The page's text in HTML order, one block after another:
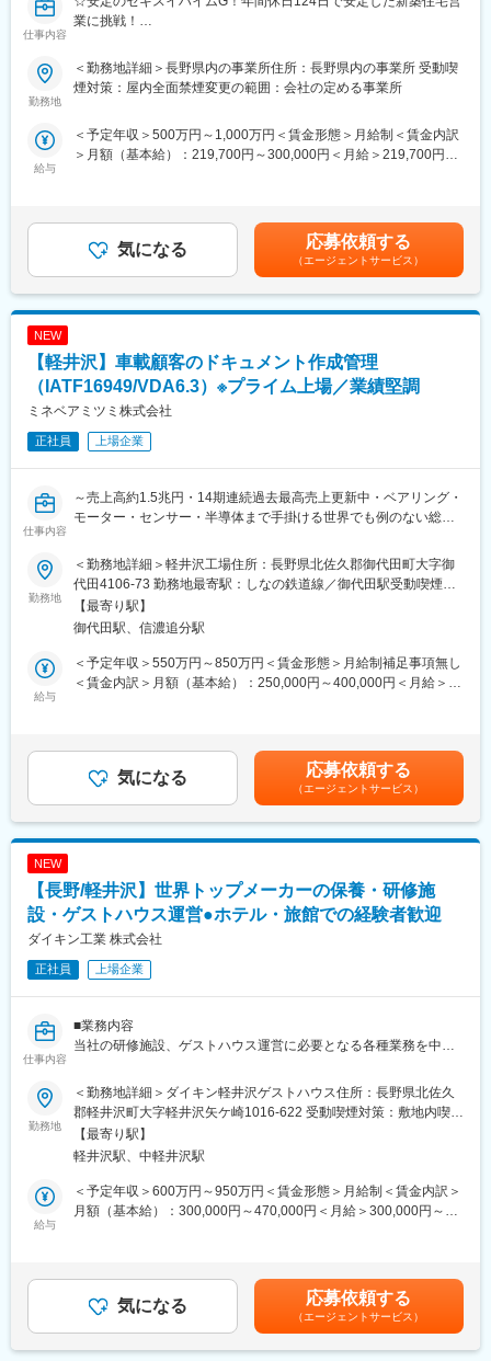
当社の住宅は高い耐震性と快適性を備え、多様な商品ラインナッ
プから提案が可能。ブランド力と専門知識を活かし、お客様の不
■組織構成
数も13.8年と長期活躍する社員が多いのが特徴です。
～700万円の年収例もあり、成果がしっかり評価される環境で
す。
■教育体制
OJT中心に丁寧なサポートがあり、月1回の研修で新商品や業務知
■就業環境
年休124日に加え、計画的な休暇取得が可能。19時半退勤が基本
で、無理のない働き方が実現できます。
■企業の特徴/魅力
しています。
仕事内容
業に挑戦！
万以上も目指せる！
■業務概要
案内・ご提案を担当します。お客様のご希望を丁寧にヒアリング
し、専用ソフトを用いたプランニングや見積作成、現地調査、契
■業務詳細
・展示場での接客から始まり、お客様のご要望を伺いながら最適
な住宅プランを提案。
・図面や見積書、ローン計画書を作成し、現地調査や役所手続き
も実施します。
渡しまで一貫して携わります。
・資料請求などの反響対応のほか、掘り起こしやご案内のための
お電話も行い、先輩社員のサポートを受けながら営業トークや提
案力を磨きます。
まずは資料請求されたお客様等を中心に掘り起こしのお電話など
をしていきます。そこで接点がとれたお客様とお打ち合わせを先
輩社員同席の下行い、流れを学んでいきます。
プから提案が可能。ブランド力と専門知識を活かし、お客様の不
安や悩みに寄り添った提案ができます。
■組織構成
て成長できる組織です。離職率6.3％と定着率も高く、平均勤続年
数も13.8年と長期活躍する社員が多いのが特徴です。
営業力を身につけて年収1000万円も目指せます。2～3年目で600
～700万円の年収例もあり、成果がしっかり評価される環境で
す。
■教育体制
■就業環境
年休124日に加え、計画的な休暇取得が可能。19時半退勤が基本
で、無理のない働き方が実現できます。
た経営基盤とブランド力で、長く安心して働ける職場環境を提供
しています。
変更の範囲：会社の定める業務
勤務地
＜勤務地詳細＞長野県内の事業所住所：長野県内の事業所 受動喫
煙対策：屋内全面禁煙変更の範囲：会社の定める事業所
給与
＜予定年収＞500万円～1,000万円＜賃金形態＞月給制＜賃金内訳
＞月額（基本給）：219,700円～300,000円＜月給＞219,700円～
す。■昇給：有（年1回）■モデル年収：全社平均：700万円程度
（8棟）ハイパフォーマー：1200万円～（12棟）賃金はあくまで
も目安の金額であり、選考を通じて上下する可能性があります。
月給(月額)は固定手当を含めた表記です。
気になる 応募依頼する
（エージェントサービス）
NEW
【軽井沢】車載顧客のドキュメント作成管理
（IATF16949/VDA6.3）※プライム上場／業績堅調
ミネベアミツミ株式会社
正社員 上場企業
仕事内容
～売上高約1.5兆円・14期連続過去最高売上更新中・ベアリング・
モーター・センサー・半導体まで手掛ける世界でも例のない総合
■職務概要：
車載関連のお客様へ提出する下記などの書類作成／確認／調整／
保管の対応を行っていただきます。
（FMEA／Control Plan／サプライヤーから調達する部品認定／
PPAP／妥当性確認）
※変更の範囲：会社の定める業務とする
業展開をしており、圧倒的な数量を誇る当社の生産に大きな影響
力を持って関わっていただけます。
※海外拠点とのやり取りや出張は想定：有
アミツミの超精密機械加工技術と大量生産能力は、このミニチュ
ア・小径ボールベアリングの開発・製造工程によって磨き抜かれ
てきました。ミネベアミツミはこのミニチュア・小径ボールベア
リングの世界市場でトップシェアを誇り、世界のものづくりを支
えています。
軽井沢工場は、1963年に操業開始され、ボールベアリング、小型
モーターなどのマザー工場として、海外の関連部門工場を支援す
アリング」「ロッドエンド&スフェリカルベアリング」等で、特に
ミニチュアボールベアリングは世界No.1のシェアを有する製品で
す。
また軽井沢工場では、一部量産も行っていますが、基本は海外工
場で量産している為、マザー工場と同水準の高品質なものづくり
体制を構築していくために、海外出張／海外赴任に挑戦するチャ
ンスも多数あります。
去最高の売上高の総合精密部品メーカー（2025年3月期）
・ものづくりの核となる10の技術基盤×8つのコア事業を展開し、
複数の自社技術を融合し、高付加価値を創出。単なる「総合」で
勤務地
＜勤務地詳細＞軽井沢工場住所：長野県北佐久郡御代田町大字御
代田4106-73 勤務地最寄駅：しなの鉄道線／御代田駅受動喫煙対
策：屋内全面禁煙
【最寄り駅】
御代田駅、信濃追分駅
給与
＜予定年収＞550万円～850万円＜賃金形態＞月給制補足事項無し
＜賃金内訳＞月額（基本給）：250,000円～400,000円＜月給＞
あくまでも目安の金額であり、選考を通じて上下する可能性があ
ります。月給(月額)は固定手当を含めた表記です。
気になる 応募依頼する
（エージェントサービス）
NEW
【長野/軽井沢】世界トップメーカーの保養・研修施
設・ゲストハウス運営●ホテル・旅館での経験者歓迎
ダイキン工業 株式会社
正社員 上場企業
仕事内容
■業務内容
当社の研修施設、ゲストハウス運営に必要となる各種業務を中核
は海外からのVIPもお迎えするため、VIPレベルの方も快適にお過
ごしいただける設備、運営を心掛けております。
■具体的には…
・ご来客の予約管理・調整、フロント業務をはじめとするご来客
対応、来場者向けイベント・レセプションの企画・運営
・研修・レセプション開催に向けた社内関連部署との調整、飲
食・清掃・工事業者との折衝・調整・来訪時対応等
■勤務時間補足：
基本的な就業時間は9:00～17:30をベースに、お客様に応じて、朝
食・夕食をカバーできるような早番・遅番（7:00～22:00の幅）の
勤務地
＜勤務地詳細＞ダイキン軽井沢ゲストハウス住所：長野県北佐久
郡軽井沢町大字軽井沢矢ケ崎1016-622 受動喫煙対策：敷地内喫煙
可能場所あり
【最寄り駅】
軽井沢駅、中軽井沢駅
給与
＜予定年収＞600万円～950万円＜賃金形態＞月給制＜賃金内訳＞
月額（基本給）：300,000円～470,000円＜月給＞300,000円～
選考を通じて上下する可能性があります。月給(月額)は固定手当を
含めた表記です。
気になる 応募依頼する
（エージェントサービス）